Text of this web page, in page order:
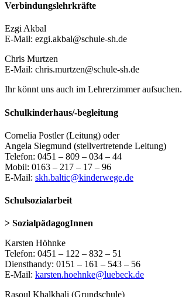
Verbindungslehrkräfte
Ezgi Akbal
E-Mail: ezgi.akbal@schule-sh.de
Chris Murtzen
E-Mail: chris.murtzen@schule-sh.de
Ihr könnt uns auch im Lehrerzimmer aufsuchen.
Schulkinderhaus/-begleitung
Cornelia Postler (Leitung) oder
Angela Siegmund (stellvertretende Leitung)
Telefon: 0451 – 809 – 034 – 44
Mobil: 0163 – 217 – 17 – 96
E-Mail: skh.baltic@kinderwege.de
Schulsozialarbeit
> SozialpädagogInnen
Karsten Höhnke
Telefon: 0451 – 122 – 832 – 51
Diensthandy: 0151 – 161 – 543 – 56
E-Mail: karsten.hoehnke@luebeck.de
Rasoul Khalkhali (Grundschule)